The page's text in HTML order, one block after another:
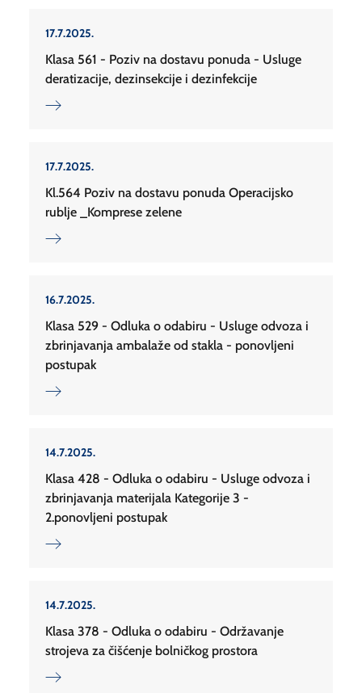
17.7.2025.
Klasa 561 - Poziv na dostavu ponuda - Usluge
deratizacije, dezinsekcije i dezinfekcije
17.7.2025.
Kl.564 Poziv na dostavu ponuda Operacijsko
rublje _Komprese zelene
16.7.2025.
Klasa 529 - Odluka o odabiru - Usluge odvoza i
zbrinjavanja ambalaže od stakla - ponovljeni
postupak
14.7.2025.
Klasa 428 - Odluka o odabiru - Usluge odvoza i
zbrinjavanja materijala Kategorije 3 -
2.ponovljeni postupak
14.7.2025.
Klasa 378 - Odluka o odabiru - Održavanje
strojeva za čišćenje bolničkog prostora